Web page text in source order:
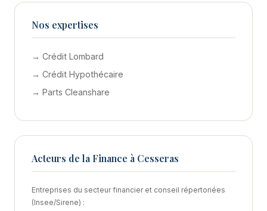
Nos expertises
→ Crédit Lombard
→ Crédit Hypothécaire
→ Parts Cleanshare
Acteurs de la Finance à Cesseras
Entreprises du secteur financier et conseil répertoriées
(Insee/Sirene) :